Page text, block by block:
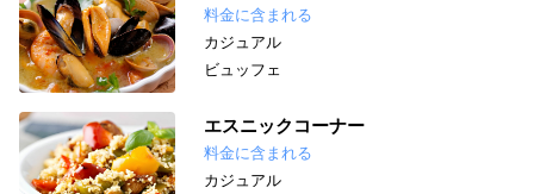
料金に含まれる
カジュアル
ビュッフェ
エスニックコーナー
料金に含まれる
カジュアル